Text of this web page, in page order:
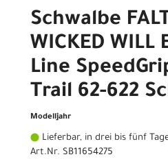
Schwalbe
WICKED WILL
Line
Trail 62-622
Modelljahr
Lieferbar, in drei bis fünf
Art.Nr. SB11654275